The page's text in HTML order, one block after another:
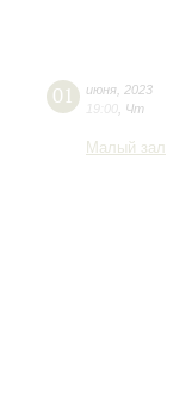
01 июня 2023
19:00 Чт
Малый зал